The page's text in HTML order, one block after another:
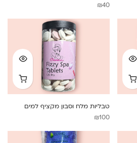
₪40
טבליות מלח וסבון מקציף למים
₪100